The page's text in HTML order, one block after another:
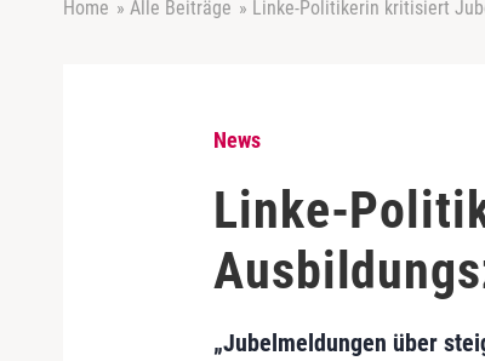
Home » Alle Beiträge » Linke-Politikerin kritisiert
News
Linke-
„Jubelmeldungen über